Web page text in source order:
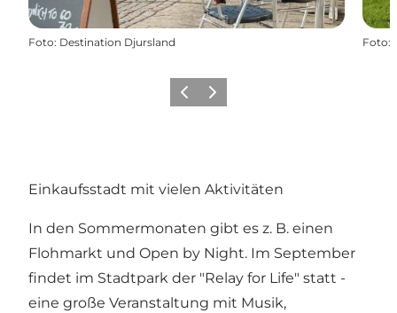
Foto: Destination Djursland Foto:
ZurückWeiter
Einkaufsstadt mit vielen Aktivitäten
In den Sommermonaten gibt es z. B. einen
Flohmarkt und Open by Night. Im September
findet im Stadtpark der "Relay for Life" statt -
eine große Veranstaltung mit Musik,